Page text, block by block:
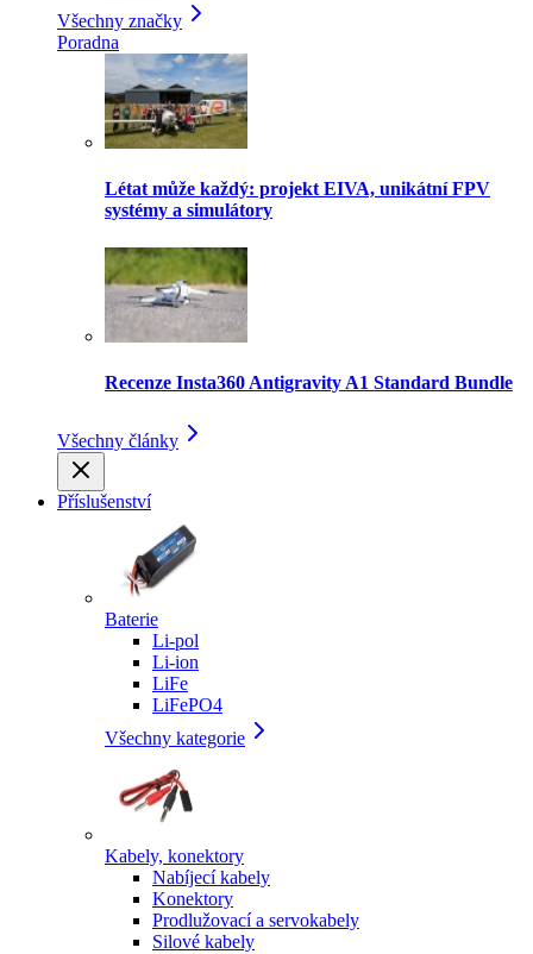
Všechny značky
Poradna
Létat může každý: projekt EIVA, unikátní FPV
systémy a simulátory
Recenze Insta360 Antigravity A1 Standard Bundle
Všechny články
Příslušenství
Baterie
Li-pol
Li-ion
LiFe
LiFePO4
Všechny kategorie
Kabely, konektory
Nabíjecí kabely
Konektory
Prodlužovací a servokabely
Silové kabely